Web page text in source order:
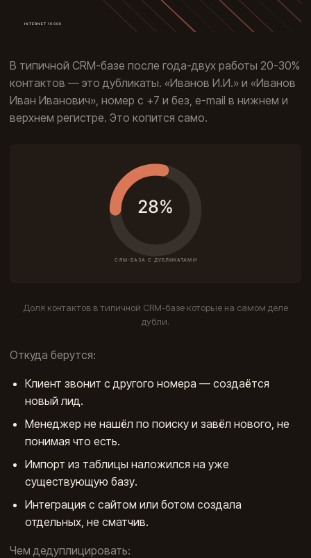
В типичной CRM-базе после года-двух работы 20-30%
контактов — это дубликаты. «Иванов И.И.» и «Иванов
Иван Иванович», номер с +7 и без, e-mail в нижнем и
верхнем регистре. Это копится само.
Доля контактов в типичной CRM-базе которые на самом деле
дубли.
Откуда берутся:
Клиент звонит с другого номера — создаётся
новый лид.
Менеджер не нашёл по поиску и завёл нового, не
понимая что есть.
Импорт из таблицы наложился на уже
существующую базу.
Интеграция с сайтом или ботом создала
отдельных, не сматчив.
Чем дедуплицировать: